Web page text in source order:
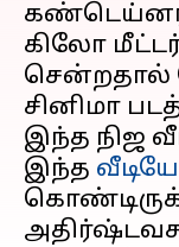
கண்டெய்னர்
கிலோ
சென்றதால்
சினிமா
இந்த நிஜ
இந்த